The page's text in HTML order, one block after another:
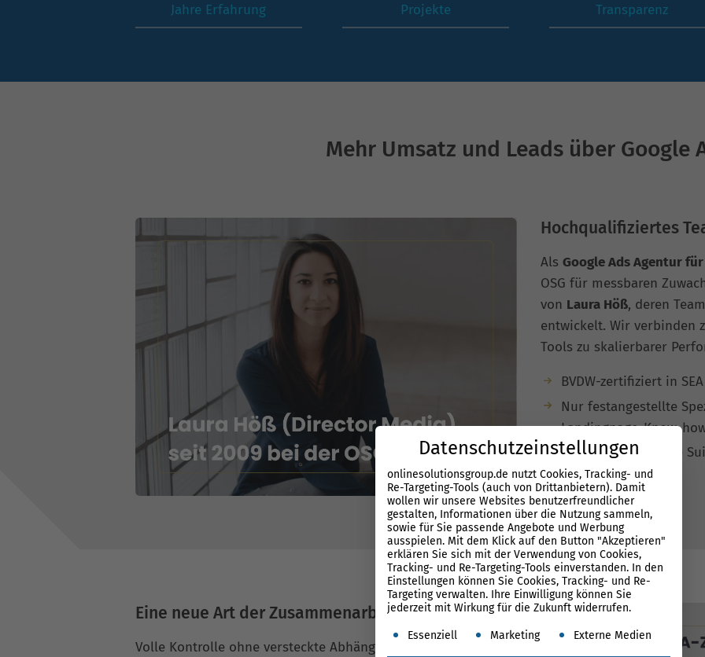
Jahre Erfahrung Projekte Transparenz
Mehr Umsatz und Leads über Google
Hochqualifiziertes
Als Google Ads Agentur
OSG für messbaren
von Laura Höß, deren
entwickelt. Wir verbinden
Tools zu skalierbarer
BVDW-zertifiziert in
Nur festangestellte
Landingpage-Know-
Eigene Performance
Automatisierung
Eine neue Art der Zusammenarbeit
Volle Kontrolle ohne versteckte Abhängigkeiten: Wir arbeiten
Datenschutzeinstellungen
onlinesolutionsgroup.de nutzt Cookies, Tracking- und
Re-Targeting-Tools (auch von Drittanbietern). Damit
wollen wir unsere Websites benutzerfreundlicher
gestalten, Informationen über die Nutzung sammeln,
sowie für Sie passende Angebote und Werbung
ausspielen. Mit dem Klick auf den Button "Akzeptieren"
erklären Sie sich mit der Verwendung von Cookies,
Tracking- und Re-Targeting-Tools einverstanden. In den
Einstellungen können Sie Cookies, Tracking- und Re-
Targeting verwalten. Ihre Einwilligung können Sie
jederzeit mit Wirkung für die Zukunft widerrufen.
Es folgt eine Liste der Service-Gruppen, für die
Essenziell Marketing Externe Medien